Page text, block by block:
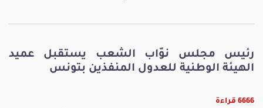
رئيس مجلس نوّاب الشعب يستقبل عميد
الهيئة الوطنية للعدول المنفذين بتونس
6666 قراءة